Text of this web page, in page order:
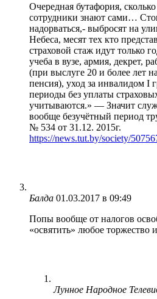
Очередная бутафория,
сотрудники знают сами…
надорваться,- выбросят на
Небеса, месят тех кто
страховой стаж идут только
учеба в вузе, армия, декрет,
(при выслуге 20 и более лет
пенсия), уход за инвалидом I
периоды без уплаты
учитываются.» — Значит
вообще безучётный период
№ 534 от 31.12. 2015г.
https://news.tut.by/society/
Балда 01.03.2017 в 09:49
Попы вообще от налогов
«освятить» любое
Лунное Народное